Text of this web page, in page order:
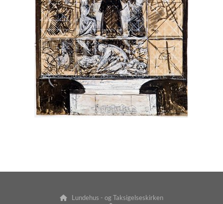

Lundehus - og Taksigelseskirken